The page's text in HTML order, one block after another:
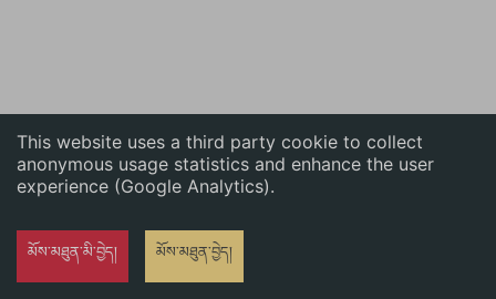
This website uses a third party cookie to collect
anonymous usage statistics and enhance the user
experience (Google Analytics).
མོས་མཐུན་མི་བྱེད། མོས་མཐུན་བྱེད།